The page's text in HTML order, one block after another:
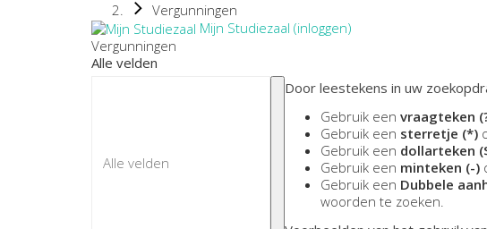
Vergunningen
Mijn Studiezaal (inloggen)
Vergunningen
Alle velden
Door leestekens in uw
Gebruik een vraagteken
Gebruik een sterretje (*)
Gebruik een dollarteken
Gebruik een minteken (-)
Gebruik een Dubbele
woorden te zoeken.